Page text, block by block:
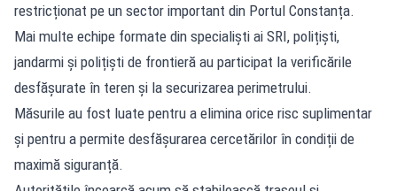
restricționat pe un sector important din Portul Constanța.
Mai multe echipe formate din specialiști ai SRI, polițiști,
jandarmi și polițiști de frontieră au participat la verificările
desfășurate în teren și la securizarea perimetrului.
Măsurile au fost luate pentru a elimina orice risc suplimentar
și pentru a permite desfășurarea cercetărilor în condiții de
maximă siguranță.